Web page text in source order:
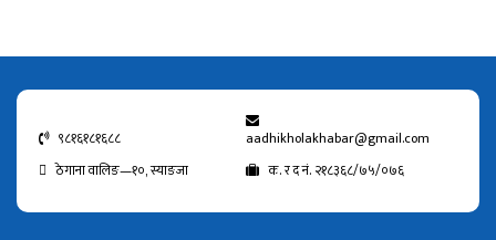
९८१६१८१६८८
aadhikholakhabar@gmail.com
ठेगाना वालिङ—१०, स्याङजा
क. र द नं. २१८३६८/७५/०७६